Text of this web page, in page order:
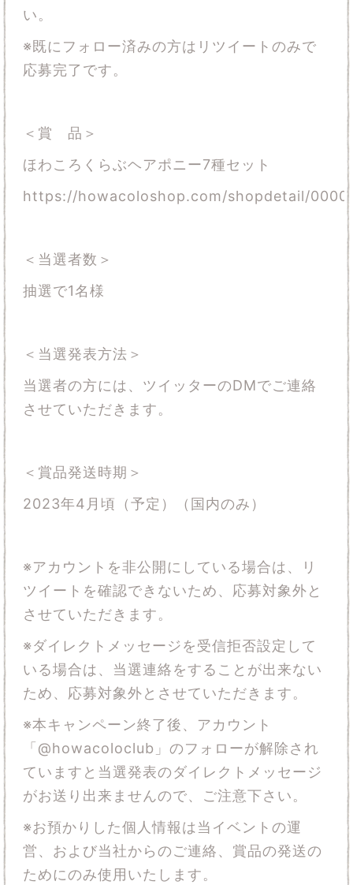
い。
※既にフォロー済みの方はリツイートのみで
応募完了です。
＜賞 品＞
ほわころくらぶヘアポニー7種セット
https://howacoloshop.com/shopdetail/
＜当選者数＞
抽選で1名様
＜当選発表方法＞
当選者の方には、ツイッターのDMでご連絡
させていただきます。
＜賞品発送時期＞
2023年4月頃（予定）（国内のみ）
※アカウントを非公開にしている場合は、リ
ツイートを確認できないため、応募対象外と
させていただきます。
※ダイレクトメッセージを受信拒否設定して
いる場合は、当選連絡をすることが出来ない
ため、応募対象外とさせていただきます。
※本キャンペーン終了後、アカウント
「@howacoloclub」のフォローが解除され
ていますと当選発表のダイレクトメッセージ
がお送り出来ませんので、ご注意下さい。
※お預かりした個人情報は当イベントの運
営、および当社からのご連絡、賞品の発送の
ためにのみ使用いたします。